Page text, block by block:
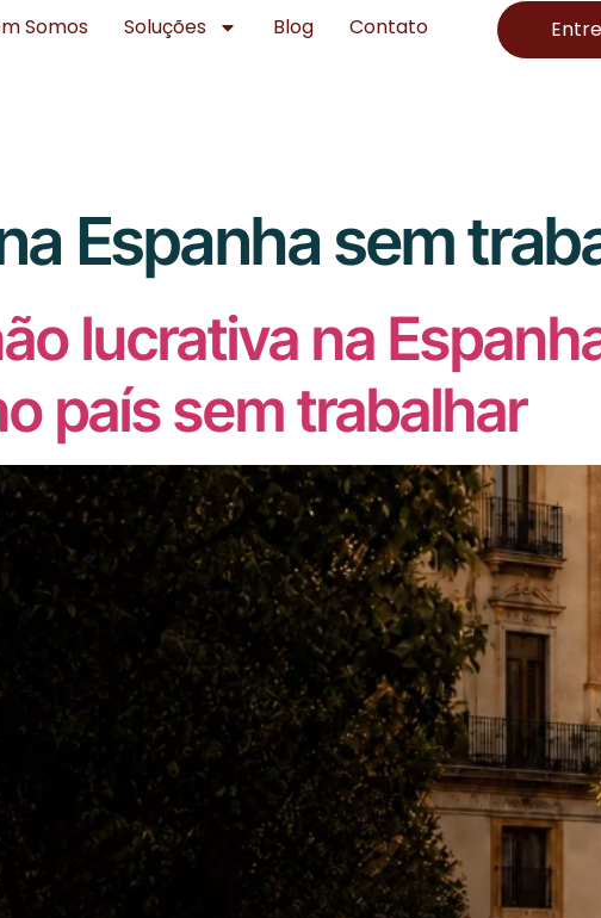
Somos Soluções Blog Contato
Espanha sem
lucrativa na
país sem trabalhar